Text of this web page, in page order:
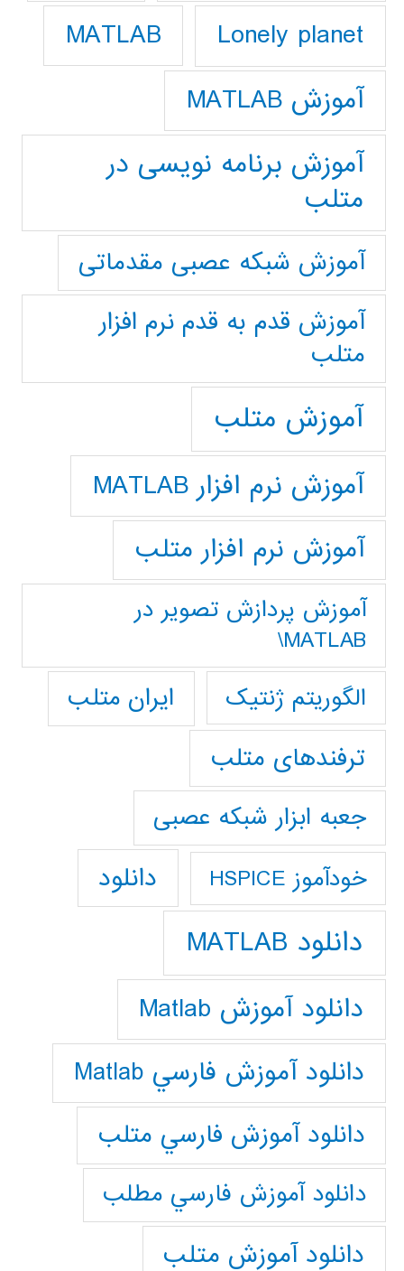
Lonely planet
MATLAB
آموزش MATLAB
آموزش برنامه نویسی در
متلب
آموزش شبکه عصبی مقدماتی
آموزش قدم به قدم نرم افزار
متلب
آموزش متلب
آموزش نرم افزار MATLAB
آموزش نرم افزار متلب
آموزش پردازش تصوير در
MATLAB\
الگوریتم ژنتیک
ایران متلب
ترفندهای متلب
جعبه ابزار شبکه عصبی
خودآموز HSPICE دانلود
دانلود MATLAB
دانلود آموزش Matlab
دانلود آموزش فارسي Matlab
دانلود آموزش فارسي متلب
دانلود آموزش فارسي مطلب
دانلود آموزش متلب